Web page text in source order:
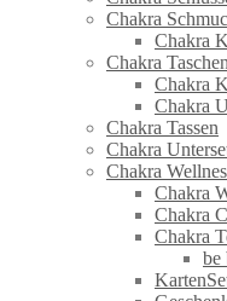
Chakra
Chakra
Chakra Taschen
Chakra
Chakra
Chakra Tassen
Chakra
Chakra
Chakra
Chakra
Chakra
be